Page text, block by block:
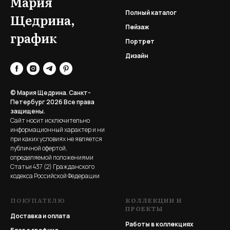
Щедрина,
график
© Мария Щедрина. Санкт-
Петербург 2026Все права
защищены.
Сайт носит исключительно
информационный характер и ни
при каких условиях не является
публичной офертой,
определяемой положениями
Статьи 437 (2) Гражданского
кодекса Российской Федерации
Полный каталог
Пейзаж
Портрет
Дизайн
ПОКУПАТЕЛЮ
Доставка и оплата
КОЛЛЕКЦИИ И
ПРОЕКТЫ
Работы в коллекциях